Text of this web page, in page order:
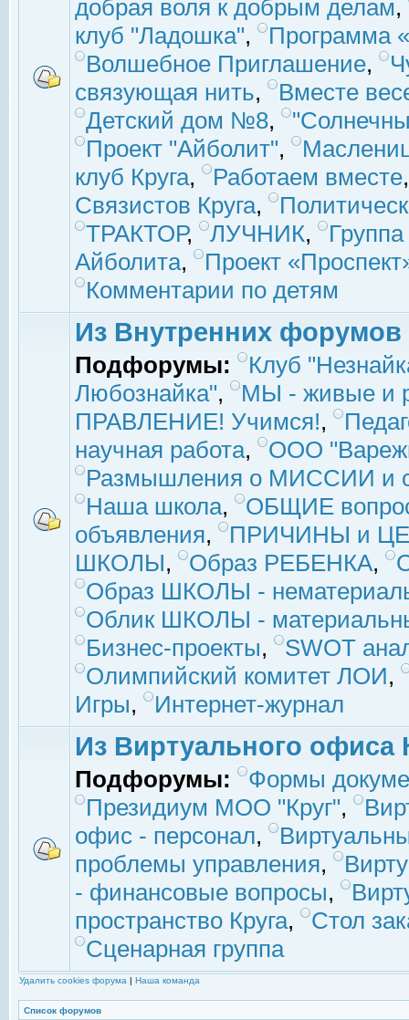
добрая воля к добрым делам,
клуб "Ладошка",
Программа
Волшебное Приглашение,
связующая нить,
Вместе
Детский дом №8,
Проект "Айболит",
клуб Круга, Работаем вместе
Связистов Круга,
ТРАКТОР, ЛУЧНИК,
Айболита,
Проект
Комментарии по детям
Из Внутренних форумов
Подфорумы:
Клуб
Любознайка",
МЫ - живые и
ПРАВЛЕНИЕ! Учимся!,
научная работа,
ООО
Размышления о МИССИИ и
Наша школа,
ОБЩИЕ
объявления,
ПРИЧИНЫ и
ШКОЛЫ, Образ РЕБЕНКА,
Образ ШКОЛЫ -
Облик ШКОЛЫ -
Бизнес-проекты,
SWOT
Олимпийский комитет ЛОИ,
Игры, Интернет-журнал
Из Виртуального офиса
Подфорумы:
Формы
Президиум МОО "Круг",
офис - персонал,
проблемы управления,
- финансовые вопросы,
пространство Круга,
Стол
Сценарная группа
Удалить cookies форума | Наша команда
Список форумов